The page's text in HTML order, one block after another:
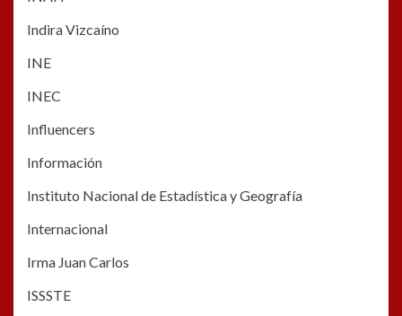
Indira Vizcaíno
INE
INEC
Influencers
Información
Instituto Nacional de Estadística y Geografía
Internacional
Irma Juan Carlos
ISSSTE